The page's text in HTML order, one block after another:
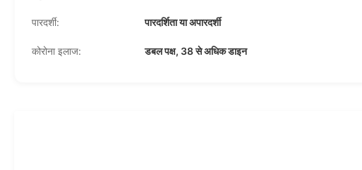
पारदर्शी: पारदर्शिता या अपारदर्शी
कोरोना इलाज: डबल पक्ष, 38 से अधिक डाइन